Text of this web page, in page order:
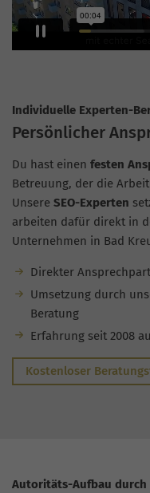
Individuelle Experten-
Persönlicher
Du hast einen festen
Betreuung, der die
Unsere SEO-Experten
arbeiten dafür direkt in
Unternehmen in Bad
Direkter
Umsetzung durch
Beratung
Erfahrung seit 2008
Kostenloser
Autoritäts-Aufbau durch